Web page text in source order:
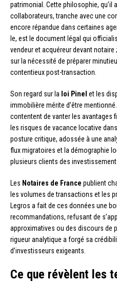
patrimonial. Cette philosophie, qu’il
collaborateurs, tranche avec une
encore répandue dans certaines
le, est le document légal qui
vendeur et acquéreur devant
sur la nécessité de préparer
contentieux post-transaction.
Son regard sur la loi Pinel et les
immobilière mérite d’être
contentent de vanter les avantages
les risques de vacance locative
posture critique, adossée à une
flux migratoires et la démographie
plusieurs clients des
Les Notaires de France publient
les volumes de transactions et les
Legros a fait de ces données une
recommandations, refusant de
approximatives ou des discours de
rigueur analytique a forgé sa
d’investisseurs exigeants.
Ce que révèlent les